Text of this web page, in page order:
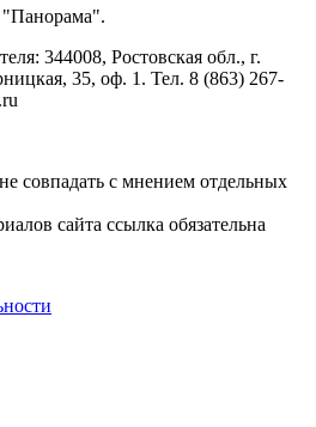
344008, Ростовская обл., г.
35, оф. 1. Тел. 8 (863) 267-
совпадать с мнением отдельных
сайта ссылка обязательна